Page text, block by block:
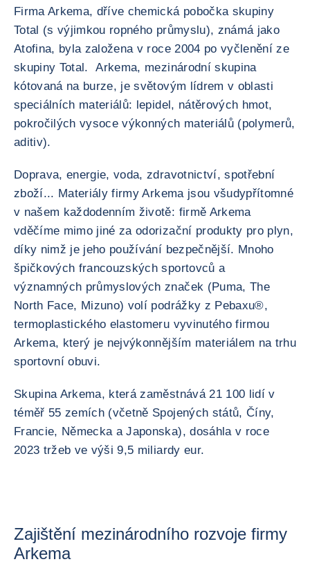
Firma Arkema, dříve chemická pobočka skupiny
Total (s výjimkou ropného průmyslu), známá jako
Atofina, byla založena v roce 2004 po vyčlenění ze
skupiny Total. Arkema, mezinárodní skupina
kótovaná na burze, je světovým lídrem v oblasti
speciálních materiálů: lepidel, nátěrových hmot,
pokročilých vysoce výkonných materiálů (polymerů,
aditiv).
Doprava, energie, voda, zdravotnictví, spotřební
zboží... Materiály firmy Arkema jsou všudypřítomné
v našem každodenním životě: firmě Arkema
vděčíme mimo jiné za odorizační produkty pro plyn,
díky nimž je jeho používání bezpečnější. Mnoho
špičkových francouzských sportovců a
významných průmyslových značek (Puma, The
North Face, Mizuno) volí podrážky z Pebaxu®,
termoplastického elastomeru vyvinutého firmou
Arkema, který je nejvýkonnějším materiálem na trhu
sportovní obuvi.
Skupina Arkema, která zaměstnává 21 100 lidí v
téměř 55 zemích (včetně Spojených států, Číny,
Francie, Německa a Japonska), dosáhla v roce
2023 tržeb ve výši 9,5 miliardy eur.
Zajištění mezinárodního rozvoje firmy
Arkema